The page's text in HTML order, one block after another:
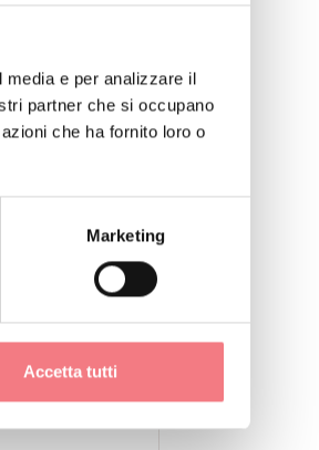
e per analizzare il
partner che si occupano
che ha fornito loro o
Marketing
Accetta tutti
22:00
22:00